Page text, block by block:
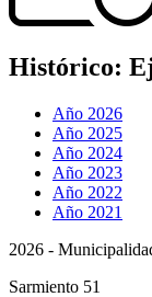
Histórico:
Año 2026
Año 2025
Año 2024
Año 2023
Año 2022
Año 2021
2026 -
Sarmiento 51